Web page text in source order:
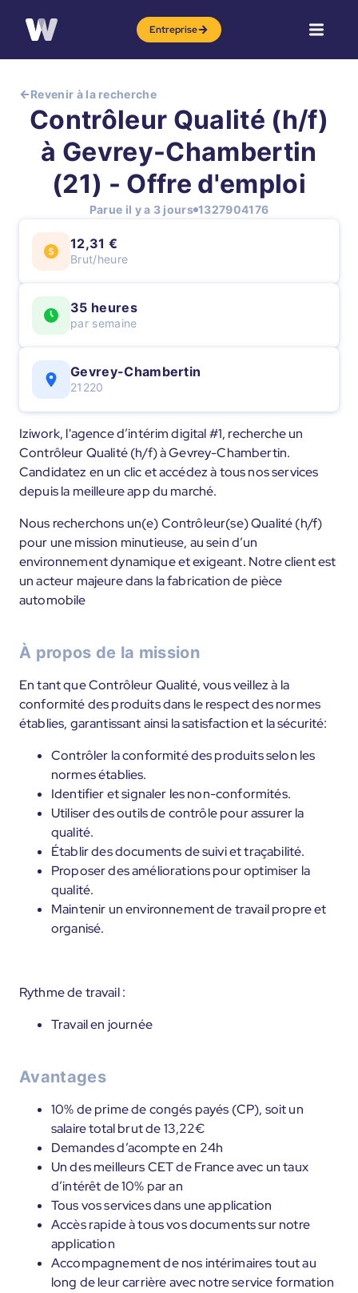
Entreprise
Revenir à la recherche
Contrôleur Qualité (h/f)
à Gevrey-Chambertin
(21) - Offre d'emploi
Parue il y a 3 jours 1327904176
12,31 €
Brut/heure
35 heures
par semaine
Gevrey-Chambertin
21220
Iziwork, l'agence d’intérim digital #1, recherche un
Contrôleur Qualité (h/f) à Gevrey-Chambertin.
Candidatez en un clic et accédez à tous nos services
depuis la meilleure app du marché.
Nous recherchons un(e) Contrôleur(se) Qualité (h/f)
pour une mission minutieuse, au sein d’un
environnement dynamique et exigeant. Notre client est
un acteur majeure dans la fabrication de pièce
automobile
À propos de la mission
En tant que Contrôleur Qualité, vous veillez à la
conformité des produits dans le respect des normes
établies, garantissant ainsi la satisfaction et la sécurité:
Contrôler la conformité des produits selon les
normes établies.
Identifier et signaler les non-conformités.
Utiliser des outils de contrôle pour assurer la
qualité.
Établir des documents de suivi et traçabilité.
Proposer des améliorations pour optimiser la
qualité.
Maintenir un environnement de travail propre et
organisé.
Rythme de travail :
Travail en journée
Avantages
10% de prime de congés payés (CP), soit un
salaire total brut de 13,22€
Demandes d’acompte en 24h
Un des meilleurs CET de France avec un taux
d’intérêt de 10% par an
Tous vos services dans une application
Accès rapide à tous vos documents sur notre
application
Accompagnement de nos intérimaires tout au
long de leur carrière avec notre service formation